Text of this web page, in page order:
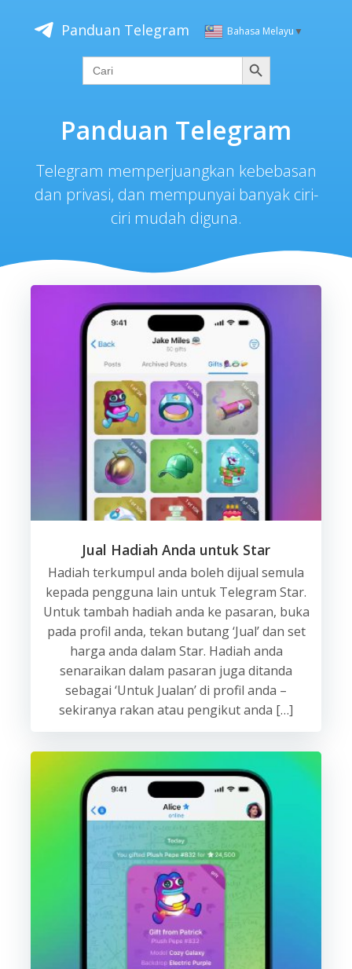
to
Panduan Telegram Bahasa Melayu▼
Search
for:
Cari
Panduan Telegram
Telegram memperjuangkan kebebasan
dan privasi, dan mempunyai banyak ciri-
ciri mudah diguna.
Jual Hadiah Anda untuk Star
Hadiah terkumpul anda boleh dijual semula
kepada pengguna lain untuk Telegram Star.
Untuk tambah hadiah anda ke pasaran, buka
pada profil anda, tekan butang ‘Jual’ dan set
harga anda dalam Star. Hadiah anda
senaraikan dalam pasaran juga ditanda
sebagai ‘Untuk Jualan’ di profil anda –
sekiranya rakan atau pengikut anda […]